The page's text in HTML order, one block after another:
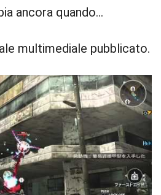
ancora quando…
multimediale pubblicato.